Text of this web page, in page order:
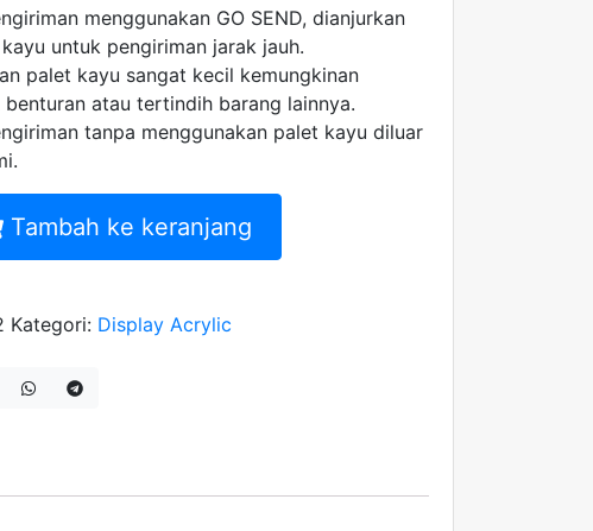
menggunakan GO SEND, dianjurkan
untuk pengiriman jarak jauh.
palet kayu sangat kecil kemungkinan
atau tertindih barang lainnya.
tanpa menggunakan palet kayu diluar
Tambah ke keranjang
Kategori: Display Acrylic